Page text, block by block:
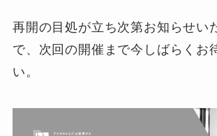
再開の目処が立ち次第お知らせい
で、次回の開催まで今しばらくお
い。